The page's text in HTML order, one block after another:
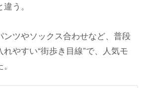
う。
ツやソックス合わせなど、普段
やすい“街歩き目線”で、人気モ